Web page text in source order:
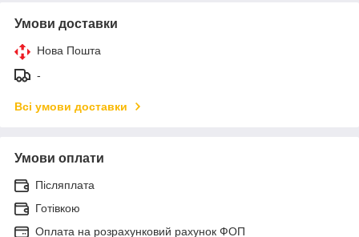
Умови доставки
Нова Пошта
-
Всі умови доставки
Умови оплати
Післяплата
Готівкою
Оплата на розрахунковий рахунок ФОП